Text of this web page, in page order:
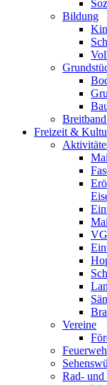
Bildung
Freizeit &
Vereine
Rad- und